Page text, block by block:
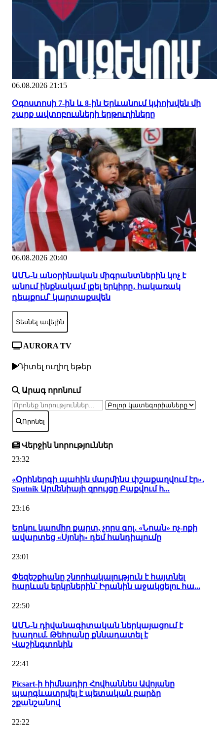
06.08.2026 21:15
Օգոստոսի 7-ին և 8-ին Երևանում կփոխվեն մի
շարք ավտոբուսների երթուղիները
06.08.2026 20:40
ԱՄՆ-ն անօրինական միգրանտներին կոչ է
անում ինքնակամ լքել երկիրը․ հակառակ
դեպքում՝ կարտաքսվեն
Տեսնել ավելին
AURORA TV
Դիտել ուղիղ եթեր
Արագ որոնում
Որոնել
Վերջին նորություններ
23:32
«Օրհներգի պահին մարմինս փշաքաղվում էր»․
Sputnik Արմենիայի զրույցը Բաքվում հ...
23:16
Երկու կարմիր քարտ, չորս գոլ․ «Նոան» ոչ-ոքի
ավարտեց «Սյոնի» դեմ հանդիպումը
23:01
Փեզեշքիանը շնորհակալություն է հայտնել
հարևան երկրներին՝ Իրանին աջակցելու հա...
22:50
ԱՄՆ-ն դիվանագիտական ներկայացում է
խաղում. Թեհրանը քննադատել է
Վաշինգտոնին
22:41
Picsart-ի հիմնադիր Հովհաննես Ավոյանը
պարգևատրվել է պետական բարձր
շքանշանով
22:22